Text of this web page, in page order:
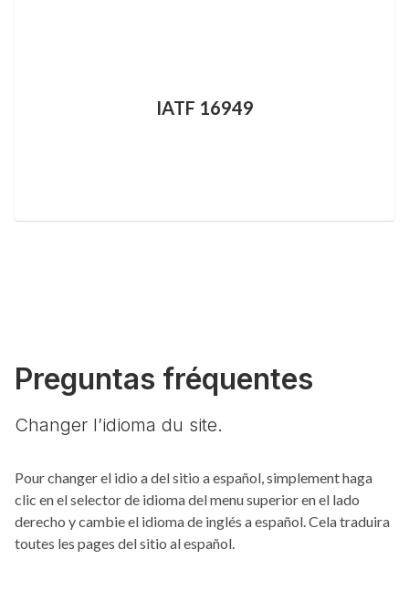
IATF 16949
Preguntas fréquentes
Changer l’idioma du site.
Pour changer el idio a del sitio a español, simplement haga
clic en el selector de idioma del menu superior en el lado
derecho y cambie el idioma de inglés a español. Cela traduira
toutes les pages del sitio al español.